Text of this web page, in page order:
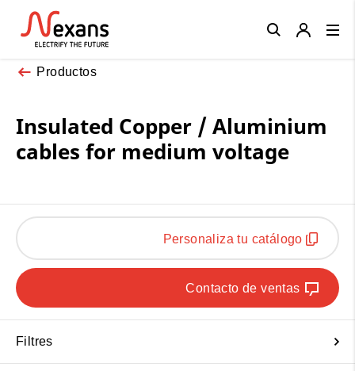
Productos
Insulated Copper / Aluminium
cables for medium voltage
Personaliza tu catálogo
Contacto de ventas
Filtres
Close